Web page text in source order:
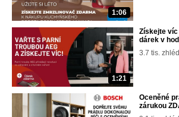
1:06
1:21
Získejte víc
dárek v
3.7 tis.
Oceněné
zárukou